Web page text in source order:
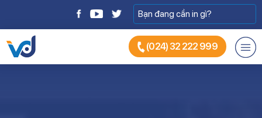
(024) 32 222 999